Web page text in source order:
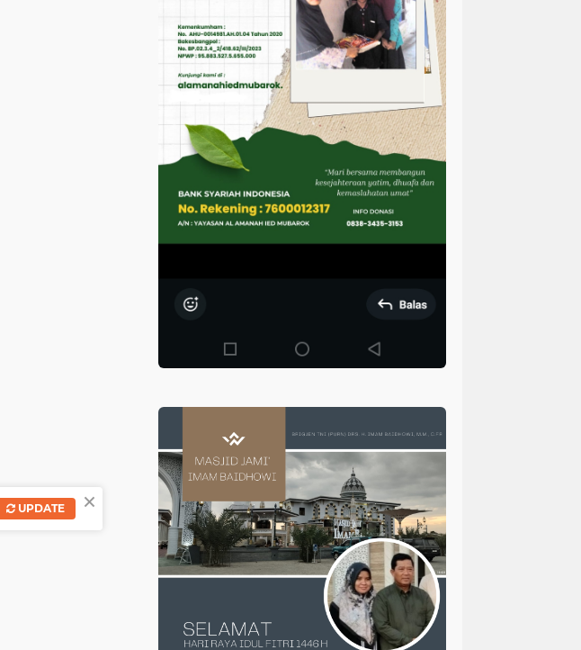
×
UPDATE